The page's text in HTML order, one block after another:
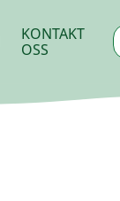
KONTAKT
OSS